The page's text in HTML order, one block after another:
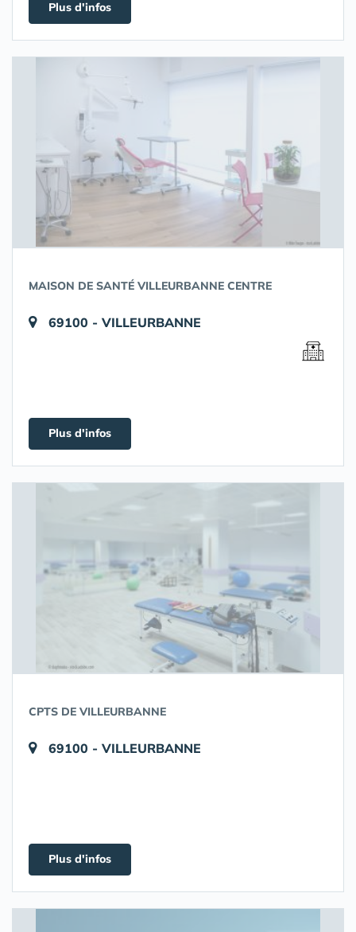
Plus d'infos
MAISON DE SANTÉ VILLEURBANNE CENTRE
69100 - VILLEURBANNE
Plus d'infos
CPTS DE VILLEURBANNE
69100 - VILLEURBANNE
Plus d'infos